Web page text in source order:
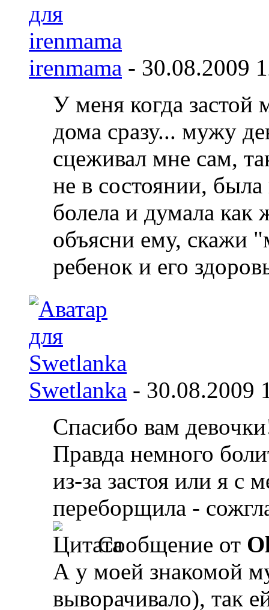
irenmama - 30.08.2009
У меня когда застой
дома сразу... мужу
сцеживал мне сам,
не в состоянии, была
болела и думала как
объясни ему, скажи
ребенок и его
Swetlanka - 30.08.2009
Спасибо вам
Правда немного
из-за застоя или я с
переборщила -
Сообщение от
А у моей знакомой
выворачивало), так